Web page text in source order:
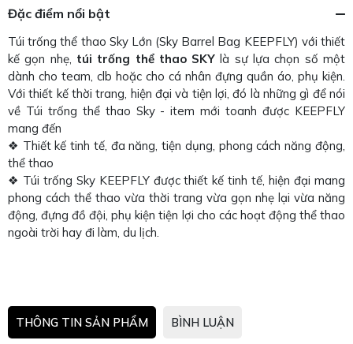
Đặc điểm nổi bật
Túi trống thể thao Sky Lớn (Sky Barrel Bag KEEPFLY) với thiết
kế gọn nhẹ, túi trống thể thao SKY là sự lựa chọn số một
dành cho team, clb hoặc cho cá nhân đựng quần áo, phụ kiện.
Với thiết kế thời trang, hiện đại và tiện lợi, đó là những gì để nói
về Túi trống thể thao Sky - item mới toanh được KEEPFLY
mang đến
❖ Thiết kế tinh tế, đa năng, tiện dụng, phong cách năng động,
thể thao
❖ Túi trống Sky KEEPFLY được thiết kế tinh tế, hiện đại mang
phong cách thể thao vừa thời trang vừa gọn nhẹ lại vừa năng
động, đựng đồ đội, phụ kiện tiện lợi cho các hoạt động thể thao
ngoài trời hay đi làm, du lịch.
THÔNG TIN SẢN PHẨM BÌNH LUẬN